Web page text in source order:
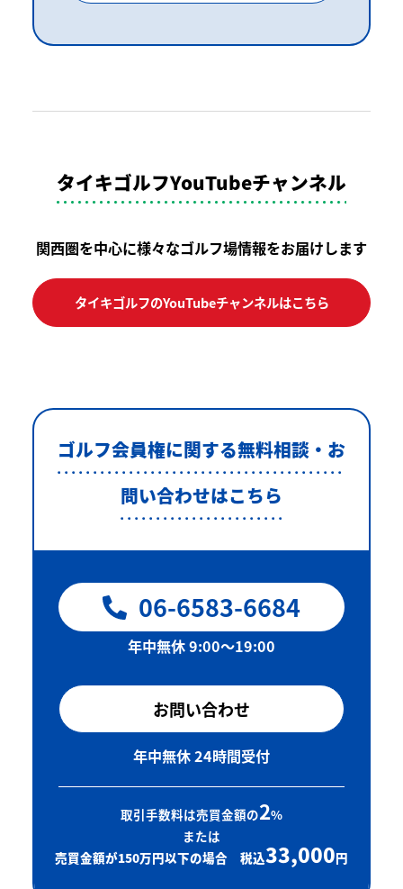
タイキゴルフYouTubeチャンネル
関西圏を中心に様々なゴルフ場情報をお届けします
タイキゴルフのYouTubeチャンネルはこちら
ゴルフ会員権に関する無料相談・お
問い合わせはこちら
06-6583-6684
年中無休 9:00〜19:00
お問い合わせ
年中無休 24時間受付
取引手数料は売買金額の2%
または
売買金額が150万円以下の場合 税込33,000円